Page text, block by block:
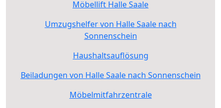
Möbellift Halle Saale
Umzugshelfer von Halle Saale nach
Sonnenschein
Haushaltsauflösung
Beiladungen von Halle Saale nach Sonnenschein
Möbelmitfahrzentrale